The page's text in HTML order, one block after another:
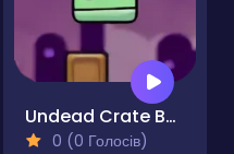
Undead Crate Boy
0 (0 Голосів)